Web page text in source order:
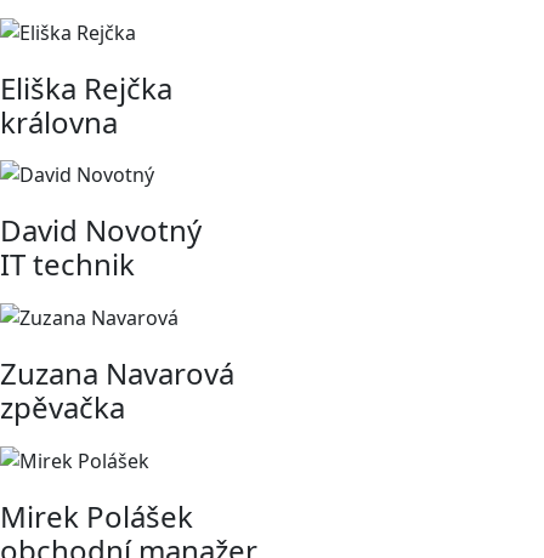
Eliška Rejčka
královna
David Novotný
IT technik
Zuzana Navarová
zpěvačka
Mirek Polášek
obchodní manažer